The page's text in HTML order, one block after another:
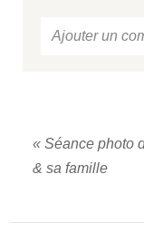
Ajouter un
« Séance photo
& sa famille